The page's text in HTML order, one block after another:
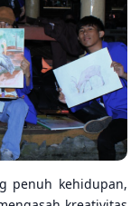
penuh kehidupan,